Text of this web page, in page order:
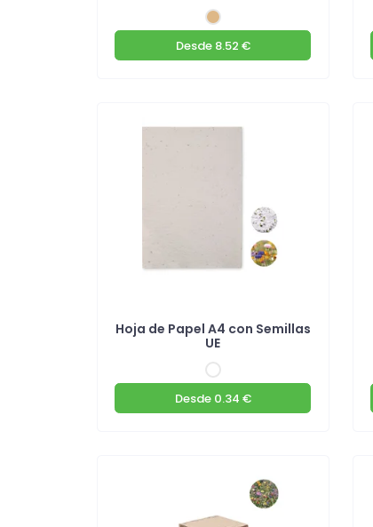
Desde8.52 €
Hoja de Papel A4 con Semillas
UE
Desde0.34 €